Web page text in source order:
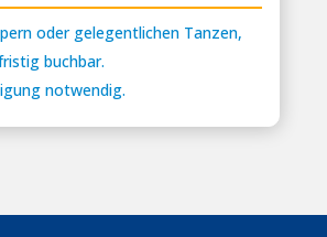
oder gelegentlichen Tanzen,
buchbar.
notwendig.